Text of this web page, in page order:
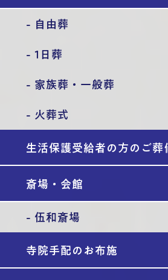
- 自由葬
- 1日葬
- 家族葬・一般葬
- 火葬式
生活保護受給者の方のご葬
斎場・会館
- 伍和斎場
寺院手配のお布施